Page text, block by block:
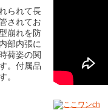
られて長
されてお
崩れを防
部内張に
荷姿の関
。付属品
。